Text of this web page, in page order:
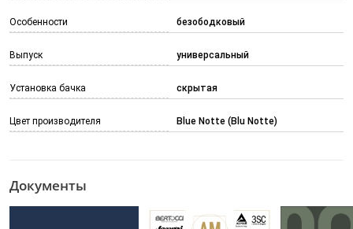
Особенности безободковый
Выпуск универсальный
Установка бачка скрытая
Цвет производителя Blue Notte (Blu Notte)
Документы